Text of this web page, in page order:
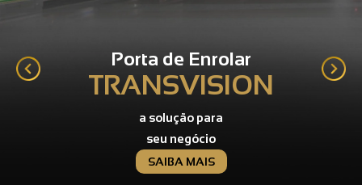
Porta de Enrolar
TRANSVISION
a solução para
seu negócio
SAIBA MAIS